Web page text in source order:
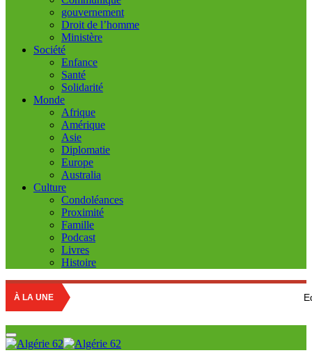
gouvernement
Droit de l’homme
Ministère
Société
Enfance
Santé
Solidarité
Monde
Afrique
Amérique
Asie
Diplomatie
Europe
Australia
Culture
Condoléances
Proximité
Famille
Podcast
Livres
Histoire
À LA UNE Education